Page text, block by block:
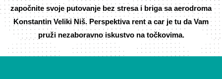
započnite svoje putovanje bez stresa i briga sa aerodroma
Konstantin Veliki Niš. Perspektiva rent a car je tu da Vam
pruži nezaboravno iskustvo na točkovima.